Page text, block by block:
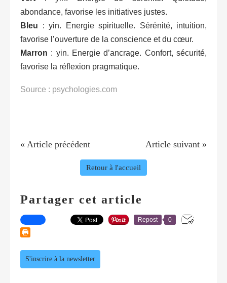
abondance, favorise les initiatives justes.
Bleu : yin. Energie spirituelle. Sérénité, intuition,
favorise l’ouverture de la conscience et du cœur.
Marron : yin. Energie d’ancrage. Confort, sécurité,
favorise la réflexion pragmatique.
Source : psychologies.com
« Article précédent Article suivant »
Retour à l'accueil
Partager cet article
Repost 0
S'inscrire à la newsletter